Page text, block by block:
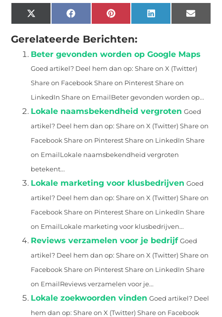
X
(Twitter)
FacebookPinterestLinkedIn Email
Gerelateerde Berichten:
Beter gevonden worden op Google Maps
Goed artikel? Deel hem dan op: Share on X (Twitter)
Share on Facebook Share on Pinterest Share on
LinkedIn Share on EmailBeter gevonden worden op...
Lokale naamsbekendheid vergroten Goed
artikel? Deel hem dan op: Share on X (Twitter) Share on
Facebook Share on Pinterest Share on LinkedIn Share
on EmailLokale naamsbekendheid vergroten
betekent...
Lokale marketing voor klusbedrijven Goed
artikel? Deel hem dan op: Share on X (Twitter) Share on
Facebook Share on Pinterest Share on LinkedIn Share
on EmailLokale marketing voor klusbedrijven...
Reviews verzamelen voor je bedrijf Goed
artikel? Deel hem dan op: Share on X (Twitter) Share on
Facebook Share on Pinterest Share on LinkedIn Share
on EmailReviews verzamelen voor je...
Lokale zoekwoorden vinden Goed artikel? Deel
hem dan op: Share on X (Twitter) Share on Facebook